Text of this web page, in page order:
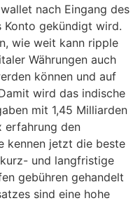
nach Eingang des
Konto gekündigt wird.
wie weit kann ripple
Währungen auch
können und auf
wird das indische
mit 1,45 Milliarden
erfahrung den
kennen jetzt die beste
und langfristige
gebühren gehandelt
sind eine hohe